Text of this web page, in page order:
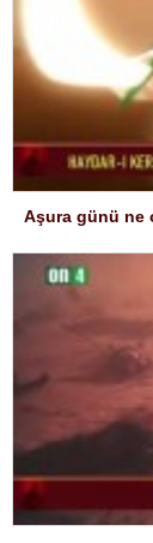
Aşura günü ne